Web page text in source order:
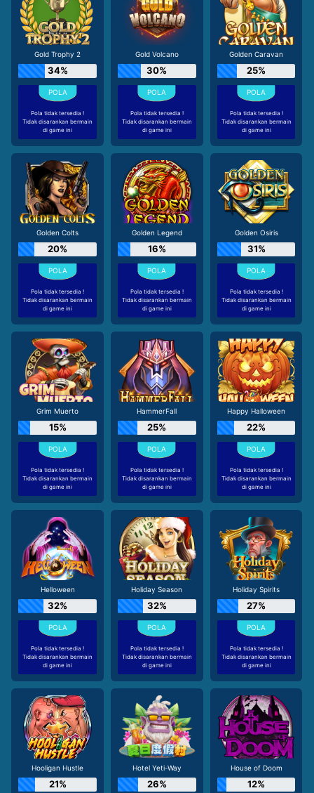
Gold Trophy 2
34%
Pola tidak tersedia !
Tidak disarankan bermain
di game ini
Gold Volcano
30%
Pola tidak tersedia !
Tidak disarankan bermain
di game ini
Golden Caravan
25%
Pola tidak tersedia !
Tidak disarankan bermain
di game ini
Golden Colts
20%
Pola tidak tersedia !
Tidak disarankan bermain
di game ini
Golden Legend
16%
Pola tidak tersedia !
Tidak disarankan bermain
di game ini
Golden Osiris
31%
Pola tidak tersedia !
Tidak disarankan bermain
di game ini
Grim Muerto
15%
Pola tidak tersedia !
Tidak disarankan bermain
di game ini
HammerFall
25%
Pola tidak tersedia !
Tidak disarankan bermain
di game ini
Happy Halloween
22%
Pola tidak tersedia !
Tidak disarankan bermain
di game ini
Helloween
32%
Pola tidak tersedia !
Tidak disarankan bermain
di game ini
Holiday Season
32%
Pola tidak tersedia !
Tidak disarankan bermain
di game ini
Holiday Spirits
27%
Pola tidak tersedia !
Tidak disarankan bermain
di game ini
Hooligan Hustle
21%
Hotel Yeti-Way
26%
House of Doom
12%